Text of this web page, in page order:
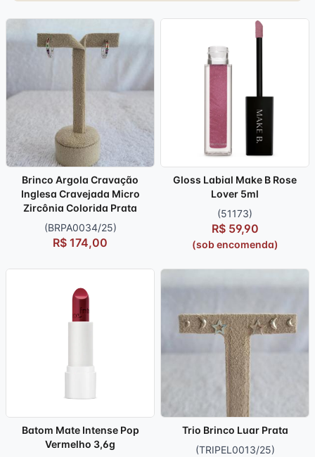
Brinco Argola Cravação
Inglesa Cravejada Micro
Zircônia Colorida Prata
(BRPA0034/25)
R$ 174,00
Gloss Labial Make B Rose
Lover 5ml
(51173)
R$ 59,90
(sob encomenda)
Batom Mate Intense Pop
Vermelho 3,6g
Trio Brinco Luar Prata
(TRIPEL0013/25)